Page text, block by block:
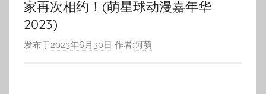
家再次相约！(萌星球动漫嘉年华
2023)
发布于2023年6月30日 作者:阿萌